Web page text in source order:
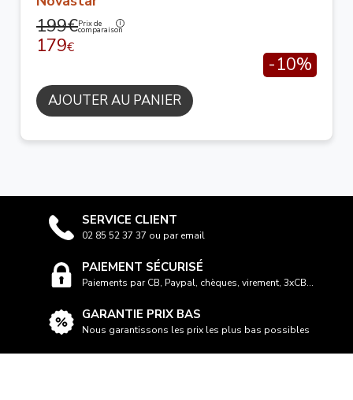
199€Prix de
comparaison
179€
-10%
AJOUTER AU PANIER
SERVICE CLIENT
02 85 52 37 37 ou par email
PAIEMENT SÉCURISÉ
Paiements par CB, Paypal, chèques, virement, 3xCB...
GARANTIE PRIX BAS
Nous garantissons les prix les plus bas possibles